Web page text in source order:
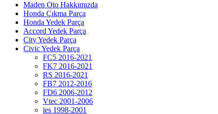
Maden Oto Hakkımızda
Honda Çıkma Parça
Honda Yedek Parça
Accord Yedek Parça
City Yedek Parça
Civic Yedek Parça
FC5 2016-2021
FK7 2016-2021
RS 2016-2021
FB7 2012-2016
FD6 2006-2012
Vtec 2001-2006
ies 1998-2001